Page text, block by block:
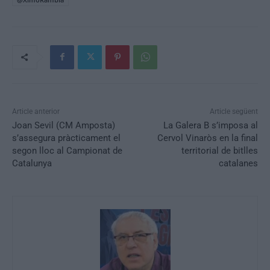
Article anterior
Joan Sevil (CM Amposta)
s’assegura pràcticament el
segon lloc al Campionat de
Catalunya
Article següent
La Galera B s’imposa al
Cervol Vinaròs en la final
territorial de bitlles
catalanes